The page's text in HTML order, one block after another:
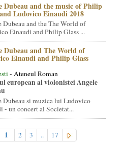
Dubeau and the music of Philip
Ludovico Einaudi 2018
Dubeau and the The World of
Einaudi and Philip Glass ...
Dubeau and The World of
Einaudi and Philip Glass
- Ateneul Roman
european al violonistei Angele
Dubeau si muzica lui Ludovico
- un concert al Societat...
1 2 3 .. 17